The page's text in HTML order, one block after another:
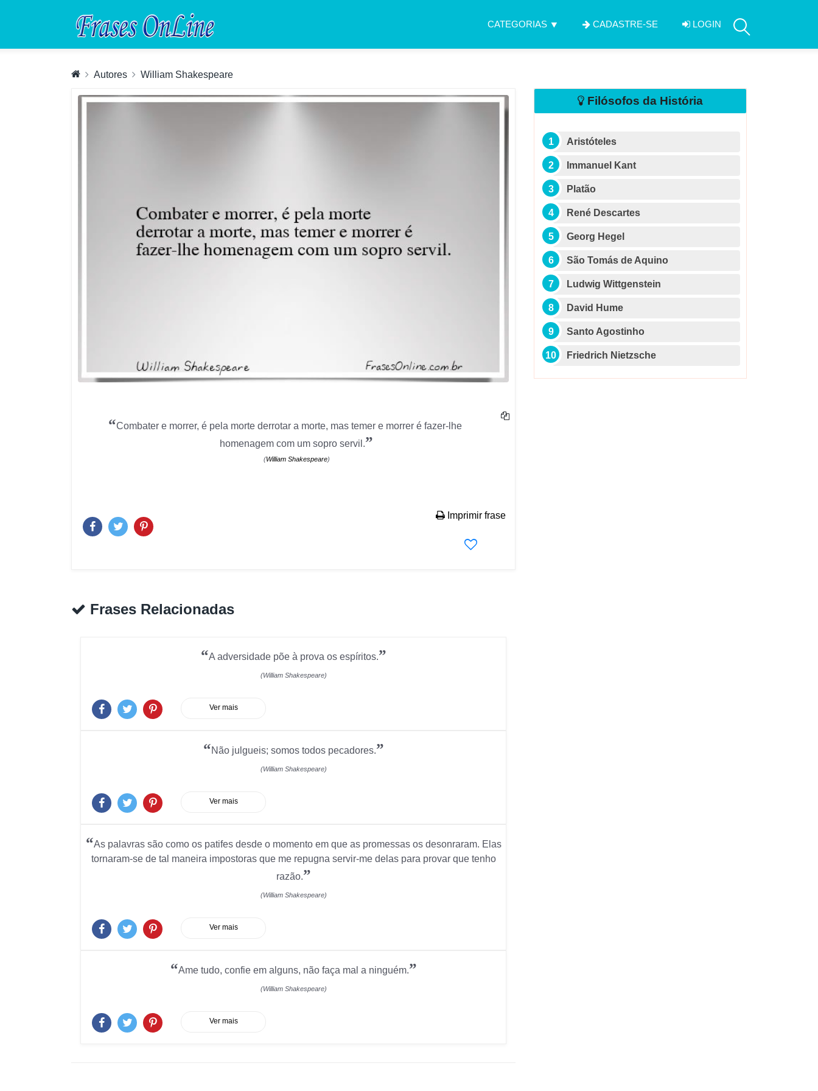
CATEGORIAS CADASTRE-SE LOGIN
Autores William Shakespeare
“Combater e morrer, é pela morte derrotar a morte, mas temer e morrer é fazer-lhe
homenagem com um sopro servil.”
(William Shakespeare)
Imprimir frase
Frases Relacionadas
“A adversidade põe à prova os espíritos.”
(William Shakespeare)
Ver mais
“Não julgueis; somos todos pecadores.”
(William Shakespeare)
Ver mais
“As palavras são como os patifes desde o momento em que as promessas os desonraram. Elas
tornaram-se de tal maneira impostoras que me repugna servir-me delas para provar que tenho
razão.”
(William Shakespeare)
Ver mais
“Ame tudo, confie em alguns, não faça mal a ninguém.”
(William Shakespeare)
Ver mais
Filósofos da História
Aristóteles
Immanuel Kant
Platão
René Descartes
Georg Hegel
São Tomás de Aquino
Ludwig Wittgenstein
David Hume
Santo Agostinho
Friedrich Nietzsche